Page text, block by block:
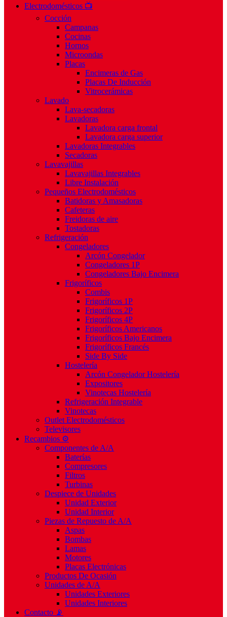
Electrodomésticos 📺
Cocción
Campanas
Cocinas
Hornos
Microondas
Placas
Encimeras de Gas
Placas De Inducción
Vitrocerámicas
Lavado
Lava-secadoras
Lavadoras
Lavadora carga frontal
Lavadora carga superior
Lavadoras Integrables
Secadoras
Lavavajillas
Lavavajillas Integrables
Libre Instalación
Pequeños Electrodomésticos
Batidoras y Amasadoras
Cafeteras
Freidoras de aire
Tostadoras
Refrigeración
Congeladores
Arcón Congelador
Congeladores 1P
Congeladores Bajo Encimera
Frigoríficos
Combis
Frigoríficos 1P
Frigoríficos 2P
Frigoríficos 4P
Frigoríficos Americanos
Frigoríficos Bajo Encimera
Frigoríficos Francés
Side By Side
Hostelería
Arcón Congelador Hostelería
Expositores
Vinotecas Hostelería
Refrigeración Integrable
Vinotecas
Outlet Electrodomésticos
Televisores
Recambios ⚙️
Componentes de A/A
Baterías
Compresores
Filtros
Turbinas
Despiece de Unidades
Unidad Exterior
Unidad Interior
Piezas de Repuesto de A/A
Aspas
Bombas
Lamas
Motores
Placas Electrónicas
Productos De Ocasión
Unidades de A/A
Unidades Exteriores
Unidades Interiores
Contacto 📡